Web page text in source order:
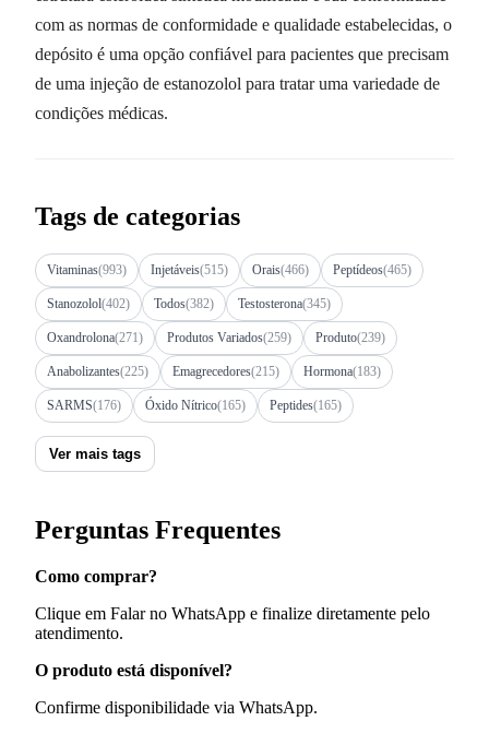
com as normas de conformidade e qualidade estabelecidas, o
depósito é uma opção confiável para pacientes que precisam
de uma injeção de estanozolol para tratar uma variedade de
condições médicas.
Tags de categorias
Vitaminas(993) Injetáveis(515) Orais(466) Peptídeos(465)
Stanozolol(402) Todos(382) Testosterona(345)
Oxandrolona(271) Produtos Variados(259) Produto(239)
Anabolizantes(225) Emagrecedores(215) Hormona(183)
SARMS(176) Óxido Nítrico(165) Peptides(165)
Ver mais tags
Perguntas Frequentes
Como comprar?
Clique em Falar no WhatsApp e finalize diretamente pelo
atendimento.
O produto está disponível?
Confirme disponibilidade via WhatsApp.